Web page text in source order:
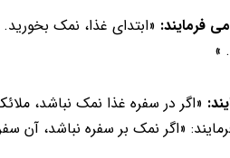
فرمایند: «ابتدای غذا، نمک
»
«اگر در سفره غذا نمک نباشد،
«اگر نمک بر سفره نباشد، آن